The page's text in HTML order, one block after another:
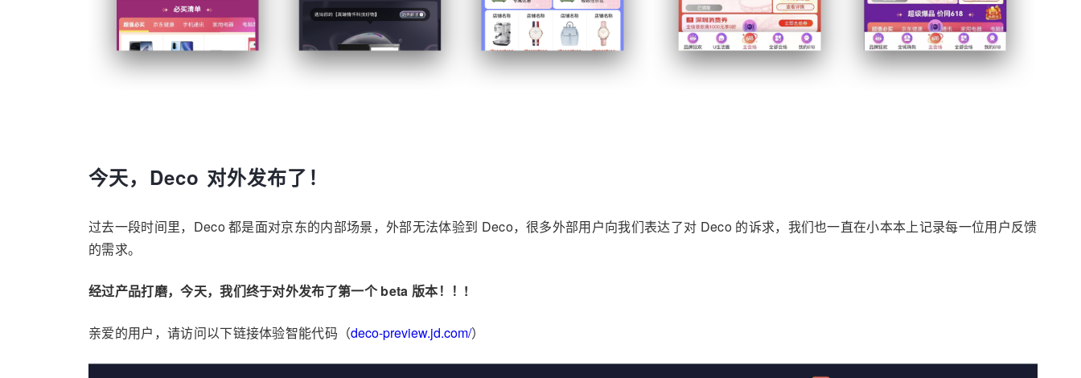
今天，Deco 对外发布了！
过去一段时间里，Deco 都是面对京东的内部场景，外部无法体验到 Deco，很多外部用户向我们表达了对 Deco 的诉求，我们也一直在小本本上记录每一位用户反馈
的需求。
经过产品打磨，今天，我们终于对外发布了第一个 beta 版本！！!
亲爱的用户，请访问以下链接体验智能代码（deco-preview.jd.com/）